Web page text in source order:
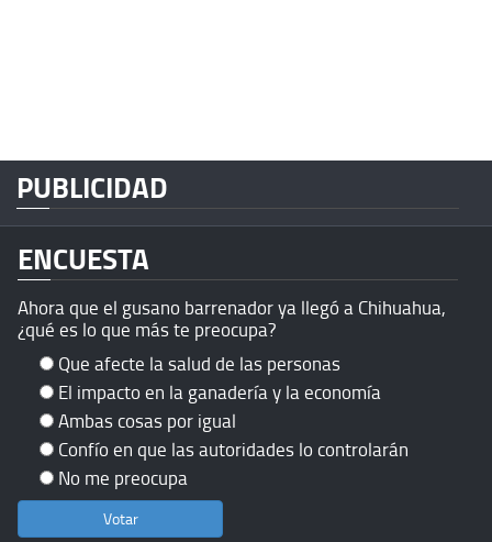
PUBLICIDAD
ENCUESTA
Ahora que el gusano barrenador ya llegó a Chihuahua,
¿qué es lo que más te preocupa?
Que afecte la salud de las personas
El impacto en la ganadería y la economía
Ambas cosas por igual
Confío en que las autoridades lo controlarán
No me preocupa